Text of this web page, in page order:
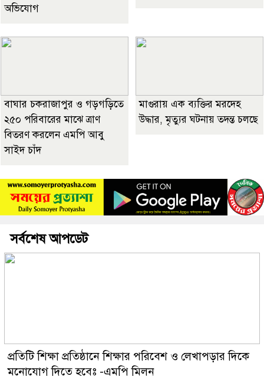
অভিযোগ
বাঘার চকরাজাপুর ও গড়গড়িতে
২৫০ পরিবারের মাঝে ত্রাণ
বিতরণ করলেন এমপি আবু
সাইদ চাঁদ
মাগুরায় এক ব্যক্তির মরদেহ
উদ্ধার, মৃত্যুর ঘটনায় তদন্ত চলছে
সর্বশেষ আপডেট
প্রতিটি শিক্ষা প্রতিষ্ঠানে শিক্ষার পরিবেশ ও লেখাপড়ার দিকে
মনোযোগ দিতে হবেঃ -এমপি মিলন